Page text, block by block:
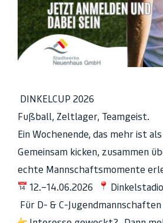
DINKELCUP 2026
Fußball, Zeltlager, Teamgeist.
Ein Wochenende, das mehr ist
Gemeinsam kicken, zusammen
echte Mannschaftsmomente
12.–14.06.2026
Für D- & C-Jugendmannschaften